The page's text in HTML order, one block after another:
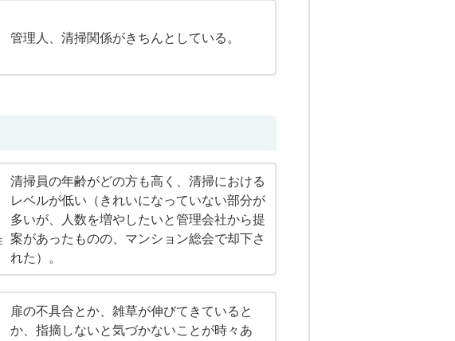
管理人、清掃関係がきちんとしている。
清掃員の年齢がどの方も高く、清掃における
レベルが低い（きれいになっていない部分が
多いが、人数を増やしたいと管理会社から提
案があったものの、マンション総会で却下さ
れた）。
扉の不具合とか、雑草が伸びてきていると
か、指摘しないと気づかないことが時々あ